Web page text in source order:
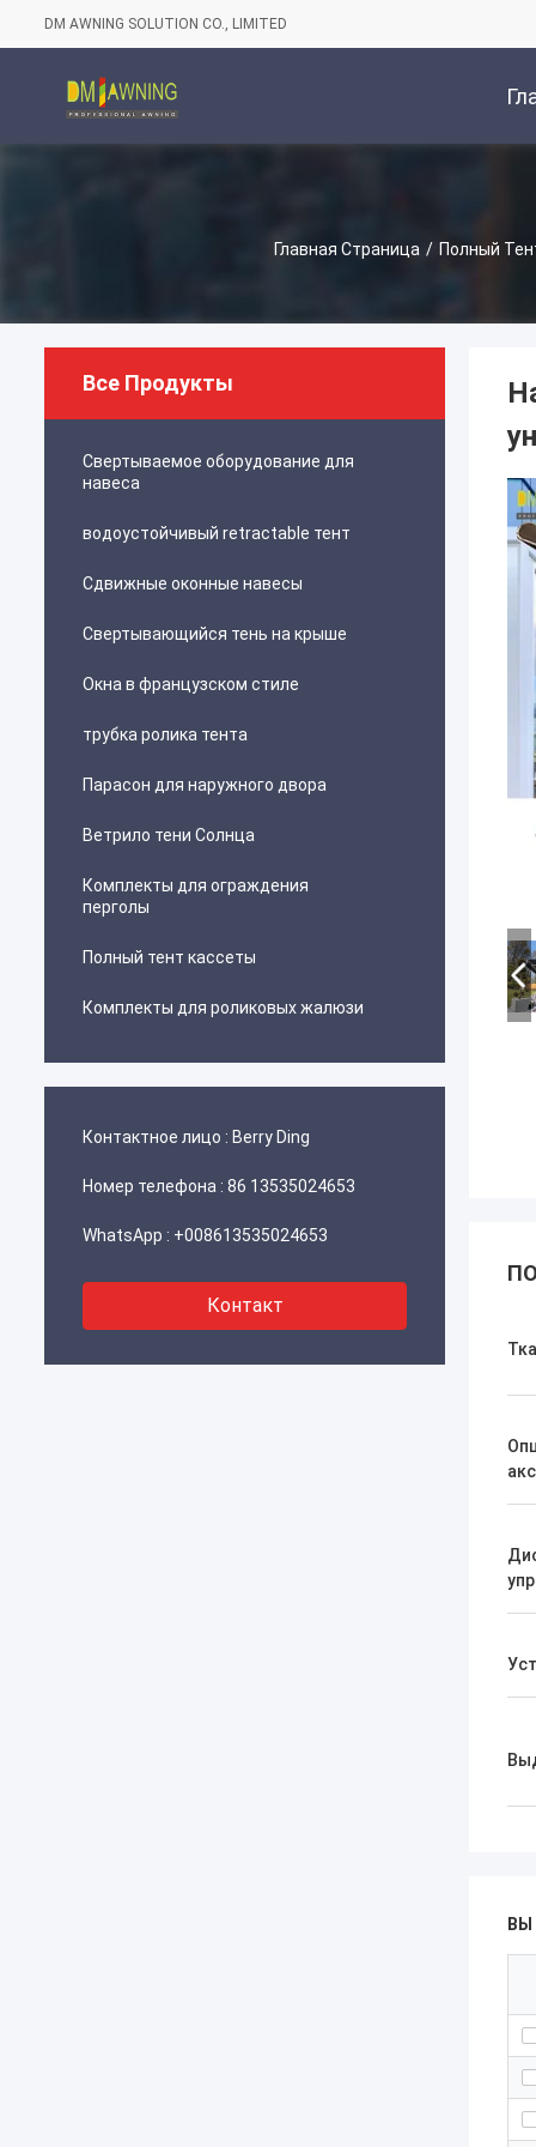
DM AWNING SOLUTION CO., LIMITED
Главная Страница / Полный
Все Продукты
Свертываемое оборудование для
навеса
водоустойчивый retractable тент
Сдвижные оконные навесы
Свертывающийся тень на крыше
Окна в французском стиле
трубка ролика тента
Парасон для наружного двора
Ветрило тени Солнца
Комплекты для ограждения
перголы
Полный тент кассеты
Комплекты для роликовых жалюзи
Контактное лицо : Berry Ding
Номер телефона : 86 13535024653
WhatsApp : +008613535024653
Контакт